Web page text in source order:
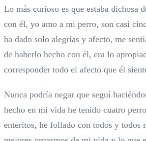
Lo más curioso es que estaba dichosa
con él, yo amo a mi perro, son casi
ha dado solo alegrías y afecto, me
de haberlo hecho con él, era lo
corresponder todo el afecto que él
Nunca podría negar que seguí
hecho en mi vida he tenido cuatro
enteritos, he follado con todos y todos